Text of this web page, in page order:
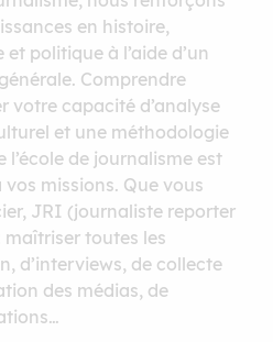
en histoire,
politique à l’aide d’un
Comprendre
votre capacité d’analyse
et une méthodologie
l’école de journalisme est
missions. Que vous
JRI (journaliste reporter
maîtriser toutes les
d’interviews, de collecte
des médias, de